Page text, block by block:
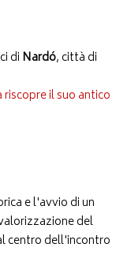
di Nardó, città di
il suo antico
e l'avvio di un
del
centro dell'incontro